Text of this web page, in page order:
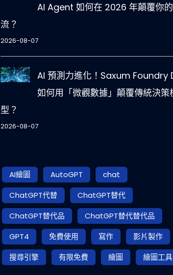
AI Agent 如何在 2026 年顛覆你
流？
2026-08-07
AI 預測力進化！Saxum Foundry
如何用「微觀數據」顛覆傳統決策
型？
2026-08-07
AI繪圖 AutoGPT
chat
ChatGPT代替
ChatGPT替代
ChatGPT替代品
ChatGPT替代替代品
GPT4
免費使用 寫作
影片製作
搜尋引擎
有限免費 繪圖 繪圖工具